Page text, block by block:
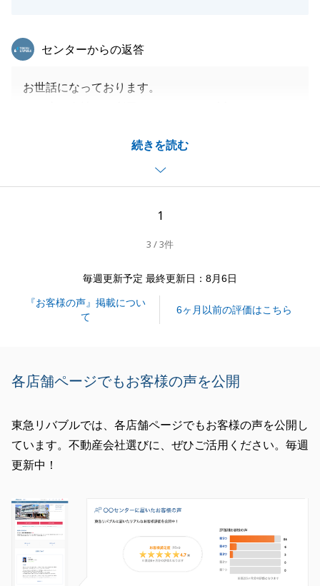
続きを読む
東急リバブル
センターからの返答
お世話になっております。
ご遠方からのお住み替えでご決済までも色々とご負担
をおかけしてしまったかと存じますがご家族皆様にご
協力いただき、無事にお取引を完了することができま
さいませ。今後とも、何卒宜しくお願いいたします。
閉じる
1
3 / 3件
毎週更新予定 最終更新日：8月6日
『お客様の声』掲載につい
て
6ヶ月以前の評価はこちら
各店舗ページでもお客様の声を公開
東急リバブルでは、各店舗ページでもお客様の声を公開し
ています。不動産会社選びに、ぜひご活用ください。毎週
更新中！